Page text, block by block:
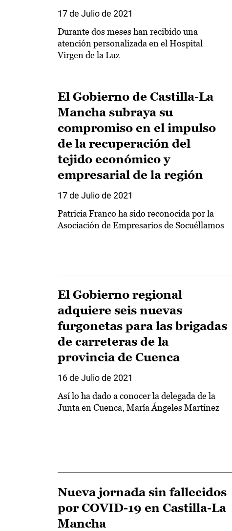
17 de Julio de 2021
Durante dos meses han recibido una
atención personalizada en el Hospital
Virgen de la Luz
El Gobierno de Castilla-La
Mancha subraya su
compromiso en el impulso
de la recuperación del
tejido económico y
empresarial de la región
17 de Julio de 2021
Patricia Franco ha sido reconocida por la
Asociación de Empresarios de Socuéllamos
El Gobierno regional
adquiere seis nuevas
furgonetas para las brigadas
de carreteras de la
provincia de Cuenca
16 de Julio de 2021
Así lo ha dado a conocer la delegada de la
Junta en Cuenca, María Ángeles Martínez
Nueva jornada sin fallecidos
por COVID-19 en Castilla-La
Mancha